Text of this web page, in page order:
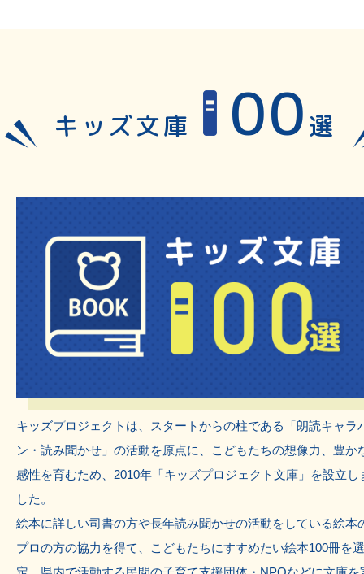
キッズ文庫 100選
キッズプロジェクトは、スタートからの柱である「朗読キャラ
ン・読み聞かせ」の活動を原点に、こどもたちの想像力、豊か
感性を育むため、2010年「キッズプロジェクト文庫」を設立し
した。
絵本に詳しい司書の方や長年読み聞かせの活動をしている絵本
プロの方の協力を得て、こどもたちにすすめたい絵本100冊を選